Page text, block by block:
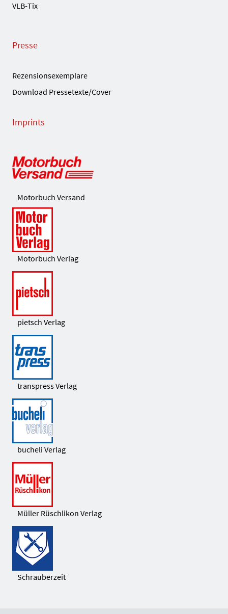
VLB-Tix
Presse
Rezensionsexemplare
Download Pressetexte/Cover
Imprints
Motorbuch Versand
Motorbuch Verlag
pietsch Verlag
transpress Verlag
bucheli Verlag
Müller Rüschlikon Verlag
Schrauberzeit